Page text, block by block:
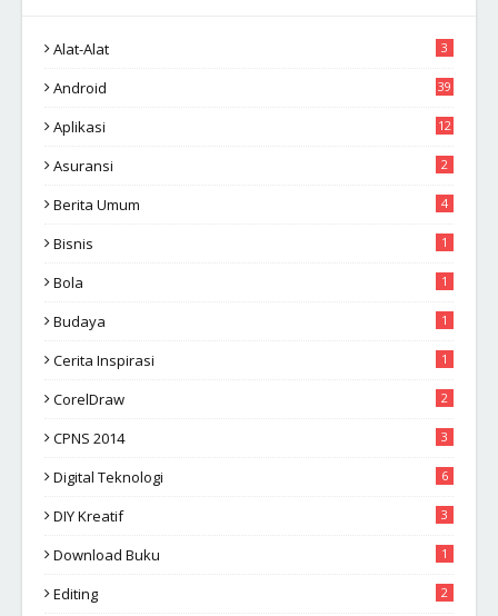
Alat-Alat 3
Android 39
Aplikasi 12
Asuransi 2
Berita Umum 4
Bisnis 1
Bola 1
Budaya 1
Cerita Inspirasi 1
CorelDraw 2
CPNS 2014 3
Digital Teknologi 6
DIY Kreatif 3
Download Buku 1
Editing 2